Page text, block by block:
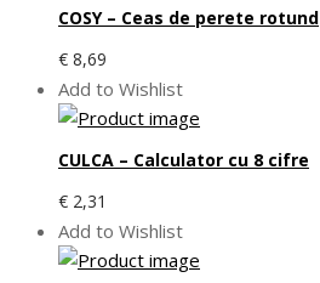
COSY – Ceas de perete rotund
€ 8,69
Add to Wishlist
CULCA – Calculator cu 8 cifre
€ 2,31
Add to Wishlist